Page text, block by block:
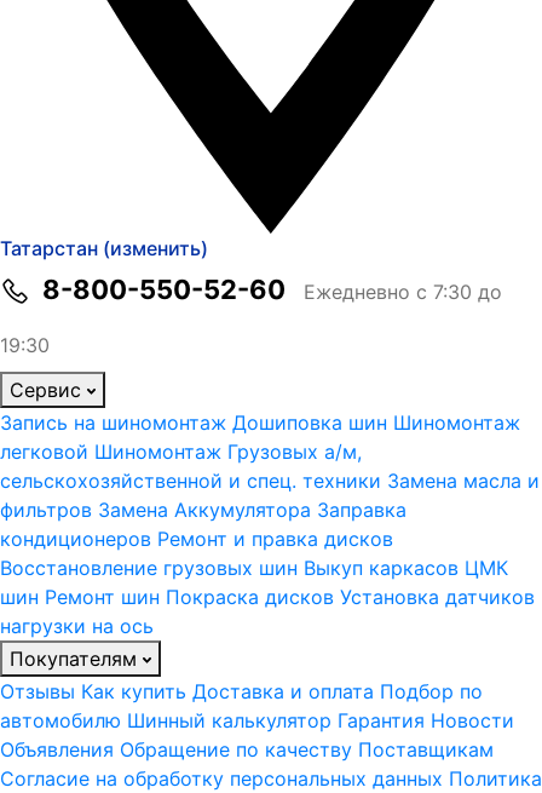
Татарстан (изменить)
8-800-550-52-60 Ежедневно с 7:30 до
19:30
Сервис
Запись на шиномонтаж Дошиповка шин Шиномонтаж
легковой Шиномонтаж Грузовых а/м,
сельскохозяйственной и спец. техники Замена масла и
фильтров Замена Аккумулятора Заправка
кондиционеров Ремонт и правка дисков
Восстановление грузовых шин Выкуп каркасов ЦМК
шин Ремонт шин Покраска дисков Установка датчиков
нагрузки на ось
Покупателям
Отзывы Как купить Доставка и оплата Подбор по
автомобилю Шинный калькулятор Гарантия Новости
Объявления Обращение по качеству Поставщикам
Согласие на обработку персональных данных Политика